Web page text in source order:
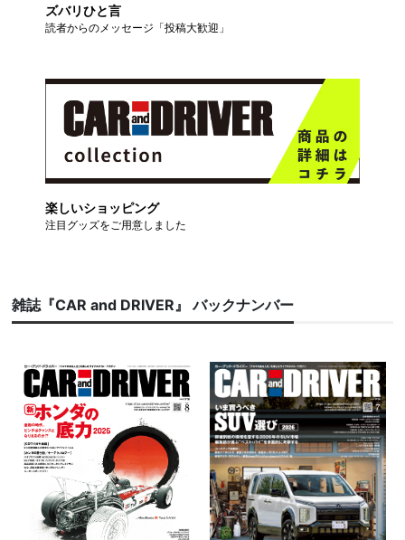
ズバリひと言
読者からのメッセージ「投稿大歓迎」
楽しいショッピング
注目グッズをご用意しました
雑誌『CAR and DRIVER』 バックナンバー